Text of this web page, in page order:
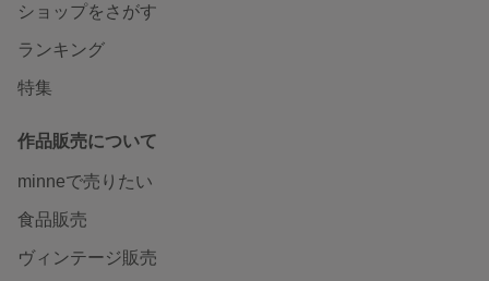
ショップをさがす
ランキング
特集
作品販売について
minneで売りたい
食品販売
ヴィンテージ販売